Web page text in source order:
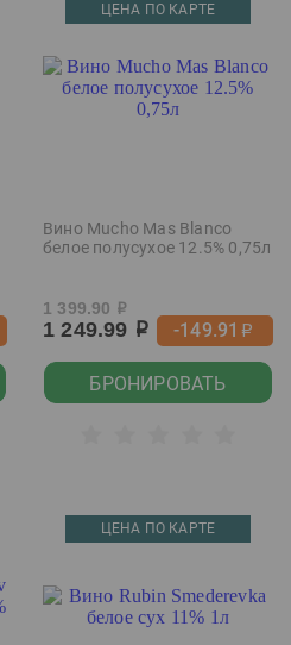
ЦЕНА ПО КАРТЕ
Вино Mucho Mas Blanco
белое полусухое 12.5% 0,75л
1 399.90 р
1 249.99 р -149.91 р
БРОНИРОВАТЬ
ЦЕНА ПО КАРТЕ